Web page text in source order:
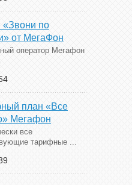
«Звони по
от МегаФон
оператор Мегафон
план «Все
Мегафон
все
тарифные ...